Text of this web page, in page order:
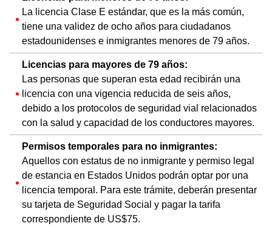
La licencia Clase E estándar, que es la más común,
tiene una validez de ocho años para ciudadanos
estadounidenses e inmigrantes menores de 79 años.
Licencias para mayores de 79 años:
Las personas que superan esta edad recibirán una
licencia con una vigencia reducida de seis años,
debido a los protocolos de seguridad vial relacionados
con la salud y capacidad de los conductores mayores.
Permisos temporales para no inmigrantes:
Aquellos con estatus de no inmigrante y permiso legal
de estancia en Estados Unidos podrán optar por una
licencia temporal. Para este trámite, deberán presentar
su tarjeta de Seguridad Social y pagar la tarifa
correspondiente de US$75.